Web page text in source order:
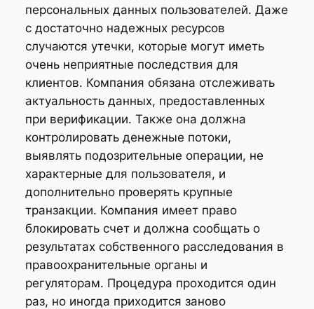
персональных данных пользователей. Даже
с достаточно надежных ресурсов
случаются утечки, которые могут иметь
очень неприятные последствия для
клиентов. Компания обязана отслеживать
актуальность данных, предоставленных
при верификации. Также она должна
контролировать денежные потоки,
выявлять подозрительные операции, не
характерные для пользователя, и
дополнительно проверять крупные
транзакции. Компания имеет право
блокировать счет и должна сообщать о
результатах собственного расследования в
правоохранительные органы и
регуляторам. Процедура проходится один
раз, но иногда приходится заново